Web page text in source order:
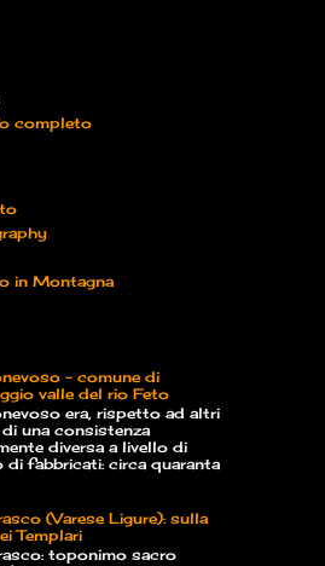
completo
in Montagna
- comune di
valle del rio Feto
era, rispetto ad altri
una consistenza
diversa a livello di
di fabbricati: circa quaranta
(Varese Ligure): sulla
Templari
toponimo sacro